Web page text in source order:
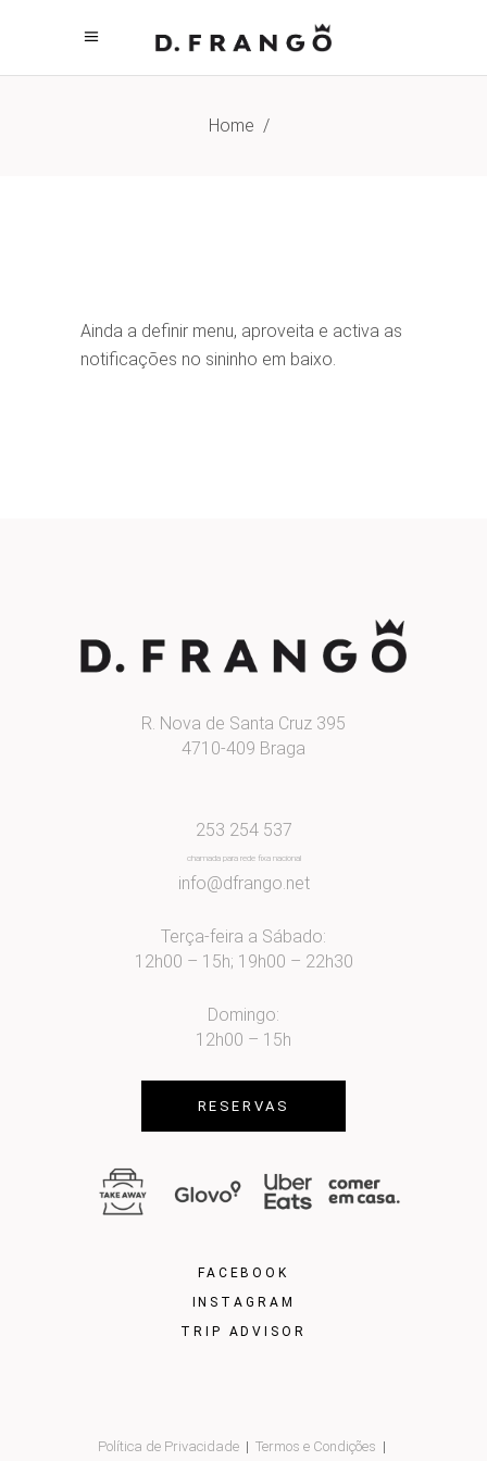
Home /
Ainda a definir menu, aproveita e activa as
notificações no sininho em baixo.
R. Nova de Santa Cruz 395
4710-409 Braga
253 254 537
chamada para rede fixa nacional
info@dfrango.net
Terça-feira a Sábado:
12h00 – 15h; 19h00 – 22h30
Domingo:
12h00 – 15h
RESERVAS
FACEBOOK
INSTAGRAM
TRIP ADVISOR
Política de Privacidade Termos e Condições